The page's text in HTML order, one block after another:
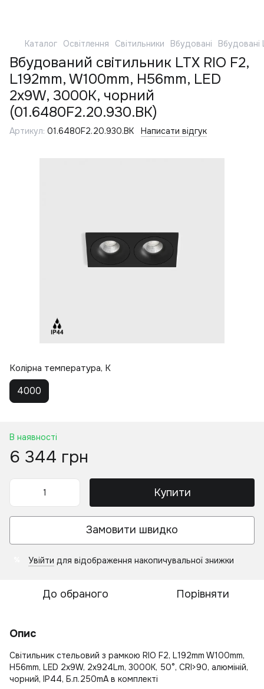
Каталог Освітлення Світильники Вбудовані Вбудовані
Вбудований світильник LTX RIO F2,
L192mm, W100mm, H56mm, LED
2x9W, 3000К, чорний
(01.6480F2.20.930.BK)
Артикул: 01.6480F2.20.930.BK Написати відгук
Колірна температура, K
4000
В наявності
6 344 грн
Купити
Замовити швидко
Увійти для відображення накопичувальної знижки
До обраного Порівняти
Опис
Світильник стельовий з рамкою RIO F2, L192mm W100mm,
H56mm, LED 2x9W, 2x924Lm, 3000К, 50°, CRI>90, алюміній,
чорний, IP44, Б.п.250mA в комплекті